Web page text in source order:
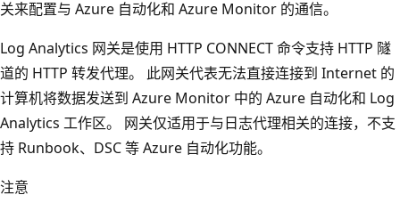
关来配置与 Azure 自动化和 Azure Monitor 的通信。
Log Analytics 网关是使用 HTTP CONNECT 命令支持 HTTP 隧
道的 HTTP 转发代理。 此网关代表无法直接连接到 Internet 的
计算机将数据发送到 Azure Monitor 中的 Azure 自动化和 Log
Analytics 工作区。 网关仅适用于与日志代理相关的连接，不支
持 Runbook、DSC 等 Azure 自动化功能。
注意